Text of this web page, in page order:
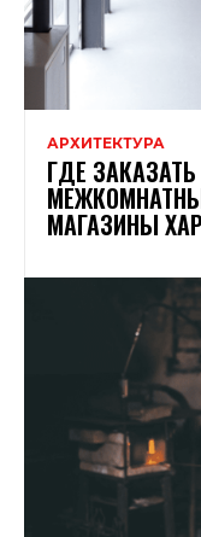
АРХИТЕКТУРА
ГДЕ
МАГАЗИНЫ